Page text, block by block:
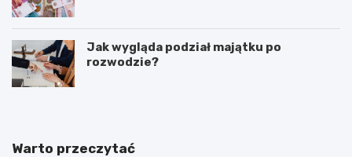
Jak wygląda podział majątku po
rozwodzie?
Warto przeczytać